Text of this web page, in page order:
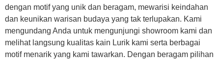
dengan motif yang unik dan beragam, mewarisi keindahan
dan keunikan warisan budaya yang tak terlupakan. Kami
mengundang Anda untuk mengunjungi showroom kami dan
melihat langsung kualitas kain Lurik kami serta berbagai
motif menarik yang kami tawarkan. Dengan beragam pilihan